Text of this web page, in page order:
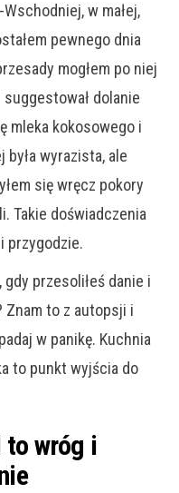
w małej,
pewnego dnia
mogłem po niej
dolanie
mleka kokosowego i
wyrazista, ale
się wręcz pokory
Takie doświadczenia
przygodzie.
przesoliłeś danie i
Znam to z autopsji i
w panikę. Kuchnia
to punkt wyjścia do
to wróg i